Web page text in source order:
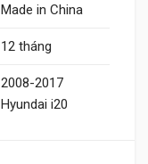
Made in China
12 tháng
2008-2017
Hyundai i20